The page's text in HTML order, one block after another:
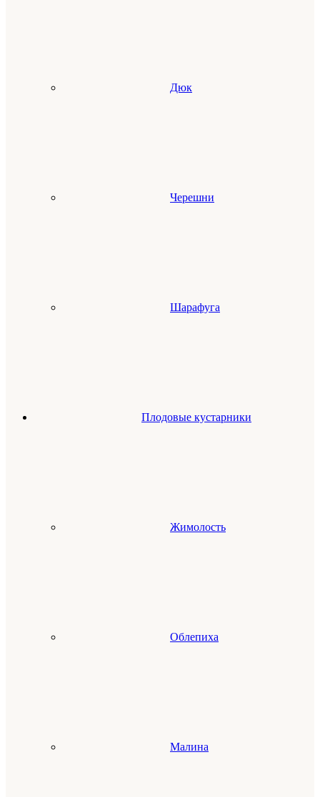
Дюк
Черешни
Шарафуга
Плодовые кустарники
Жимолость
Облепиха
Малина